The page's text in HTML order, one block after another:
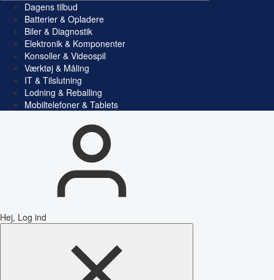
Dagens tilbud
Batterier & Opladere
Biler & Diagnostik
Elektronik & Komponenter
Konsoller & Videospil
Værktøj & Måling
IT & Tilslutning
Lodning & Reballing
Mobiltelefoner & Tablets
Hej, Log ind